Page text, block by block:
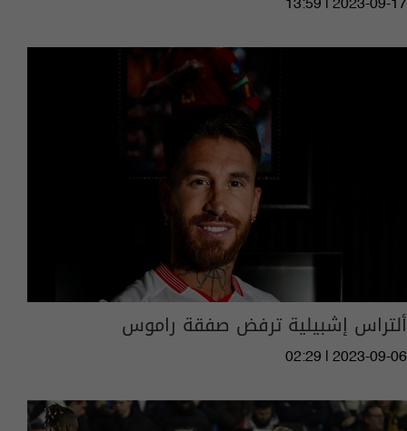
13:59 | 2023-09-17
ألتراس إشبيلية ترفض صفقة راموس
02:29 | 2023-09-06